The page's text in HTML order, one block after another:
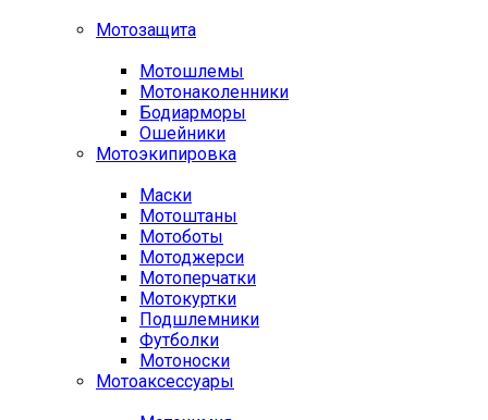
Мотозащита
Мотошлемы
Мотонаколенники
Бодиарморы
Ошейники
Мотоэкипировка
Маски
Мотоштаны
Мотоботы
Мотоджерси
Мотоперчатки
Мотокуртки
Подшлемники
Футболки
Мотоноски
Мотоаксессуары